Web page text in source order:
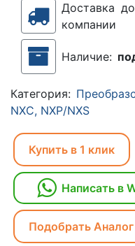
Доставка
компании
Наличие:
Категория:
NXC, NXP/NXS
Купить в 1 клик
Написать в
Подобрать Аналог